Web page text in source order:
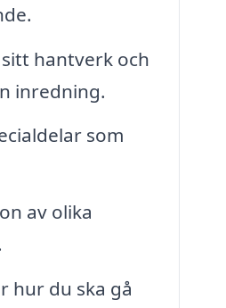
hantverk och
inredning.
som
av olika
hur du ska gå